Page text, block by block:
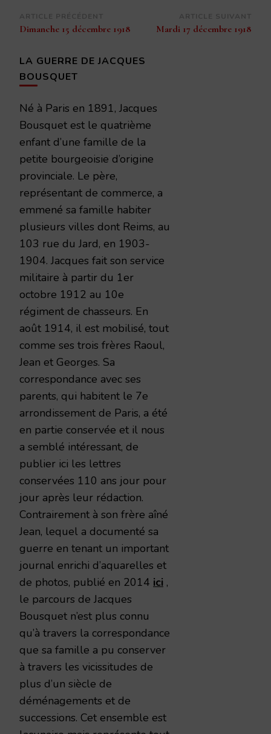
Navigation
d’article
Dimanche 15 décembre 1918 Mardi 17 décembre 1918
LA GUERRE DE JACQUES
BOUSQUET
Né à Paris en 1891, Jacques
Bousquet est le quatrième
enfant d’une famille de la
petite bourgeoisie d’origine
provinciale. Le père,
représentant de commerce, a
emmené sa famille habiter
plusieurs villes dont Reims, au
103 rue du Jard, en 1903-
1904. Jacques fait son service
militaire à partir du 1er
octobre 1912 au 10e
régiment de chasseurs. En
août 1914, il est mobilisé, tout
comme ses trois frères Raoul,
Jean et Georges. Sa
correspondance avec ses
parents, qui habitent le 7e
arrondissement de Paris, a été
en partie conservée et il nous
a semblé intéressant, de
publier ici les lettres
conservées 110 ans jour pour
jour après leur rédaction.
Contrairement à son frère aîné
Jean, lequel a documenté sa
guerre en tenant un important
journal enrichi d’aquarelles et
de photos, publié en 2014 ici ,
le parcours de Jacques
Bousquet n’est plus connu
qu’à travers la correspondance
que sa famille a pu conserver
à travers les vicissitudes de
plus d’un siècle de
déménagements et de
successions. Cet ensemble est